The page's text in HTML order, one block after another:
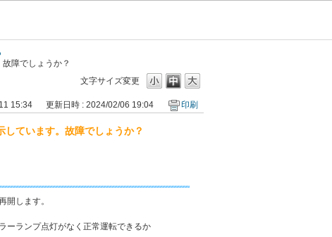
障でしょうか？
文字サイズ変更
15:34 更新日時 : 2024/02/06 19:04 印刷
ています。故障でしょうか？
開します。
ーランプ点灯がなく正常運転できるか